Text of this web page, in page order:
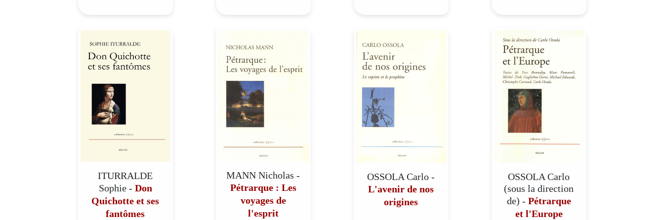
ITURRALDE
Sophie - Don
Quichotte et ses
fantômes
MANN Nicholas -
Pétrarque : Les
voyages de
l'esprit
OSSOLA Carlo -
L'avenir de nos
origines
OSSOLA Carlo
(sous la direction
de) - Pétrarque
et l'Europe